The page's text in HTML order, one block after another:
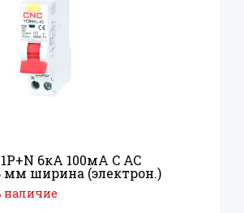
N 6кА 100мА C AC
ширина (электрон.)
наличие